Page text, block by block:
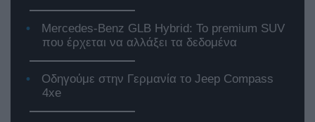
Mercedes-Benz GLB Hybrid: Το premium SUV
που έρχεται να αλλάξει τα δεδομένα
Οδηγούμε στην Γερμανία το Jeep Compass
4xe